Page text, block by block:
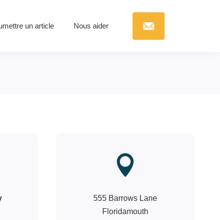
un article Nous aider

555 Barrows Lane
Floridamouth